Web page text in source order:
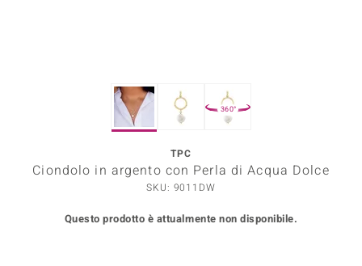
360°
TPC
Ciondolo in argento con Perla di Acqua Dolce
SKU: 9011DW
Questo prodotto è attualmente non disponibile.